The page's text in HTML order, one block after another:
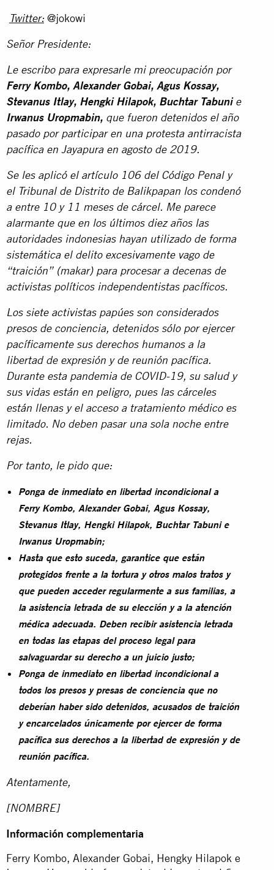
Twitter: @jokowi
Señor Presidente:
Le escribo para expresarle mi preocupación por
Ferry Kombo, Alexander Gobai, Agus Kossay,
Stevanus Itlay, Hengki Hilapok, Buchtar Tabuni e
Irwanus Uropmabin, que fueron detenidos el año
pasado por participar en una protesta antirracista
pacífica en Jayapura en agosto de 2019.
Se les aplicó el artículo 106 del Código Penal y
el Tribunal de Distrito de Balikpapan los condenó
a entre 10 y 11 meses de cárcel. Me parece
alarmante que en los últimos diez años las
autoridades indonesias hayan utilizado de forma
sistemática el delito excesivamente vago de
“traición” (makar) para procesar a decenas de
activistas políticos independentistas pacíficos.
Los siete activistas papúes son considerados
presos de conciencia, detenidos sólo por ejercer
pacíficamente sus derechos humanos a la
libertad de expresión y de reunión pacífica.
Durante esta pandemia de COVID-19, su salud y
sus vidas están en peligro, pues las cárceles
están llenas y el acceso a tratamiento médico es
limitado. No deben pasar una sola noche entre
rejas.
Por tanto, le pido que:
Ponga de inmediato en libertad incondicional a
Ferry Kombo, Alexander Gobai, Agus Kossay,
Stevanus Itlay, Hengki Hilapok, Buchtar Tabuni e
Irwanus Uropmabin;
Hasta que esto suceda, garantice que están
protegidos frente a la tortura y otros malos tratos y
que pueden acceder regularmente a sus familias, a
la asistencia letrada de su elección y a la atención
médica adecuada. Deben recibir asistencia letrada
en todas las etapas del proceso legal para
salvaguardar su derecho a un juicio justo;
Ponga de inmediato en libertad incondicional a
todos los presos y presas de conciencia que no
deberían haber sido detenidos, acusados de traición
y encarcelados únicamente por ejercer de forma
pacífica sus derechos a la libertad de expresión y de
reunión pacífica.
Atentamente,
[NOMBRE]
Información complementaria
Ferry Kombo, Alexander Gobai, Hengky Hilapok e